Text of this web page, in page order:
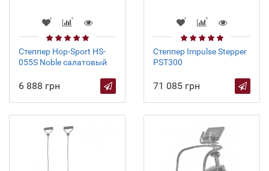
Степпер Hop-Sport HS-
055S Noble салатовый
6 888 грн
Степпер Impulse Stepper
PST300
71 085 грн